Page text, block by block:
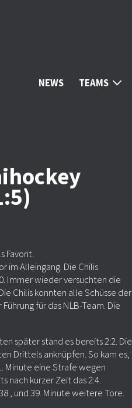
NEWS TEAMS
Favorit.
im Alleingang. Die Chilis
Immer wieder versuchten die
Chilis konnten alle Schüsse der
für das NLB-Team. Die
später stand es bereits 2:2. Die
Drittels anknüpfen. So kam es,
Minute eine Strafe wegen
nach kurzer Zeit das 2:4.
und 39. Minute weitere Tore.